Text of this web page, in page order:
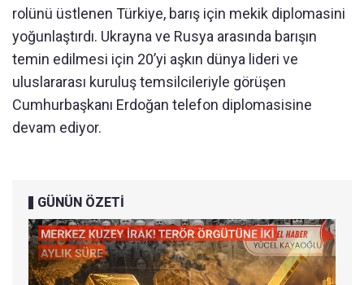
rolünü üstlenen Türkiye, barış için mekik diplomasini
yoğunlaştırdı. Ukrayna ve Rusya arasında barışın
temin edilmesi için 20’yi aşkın dünya lideri ve
uluslararası kuruluş temsilcileriyle görüşen
Cumhurbaşkanı Erdoğan telefon diplomasisine
devam ediyor.
GÜNÜN ÖZETİ